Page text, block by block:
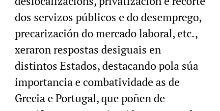
dos servizos públicos e do desemprego,
precarización do mercado laboral, etc.,
xeraron respostas desiguais en
distintos Estados, destacando pola súa
importancia e combatividade as de
Grecia e Portugal, que poñen de